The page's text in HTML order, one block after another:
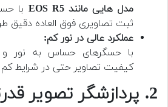
مدل هایی مانند EOS R5
ثبت تصاویری فوق العاده دقیق
عملکرد عالی در نور کم:
با حسگرهای حساس به نور و
کیفیت تصاویر حتی در شرایط
2. پردازشگر تصویر قدرتمند DIGIC